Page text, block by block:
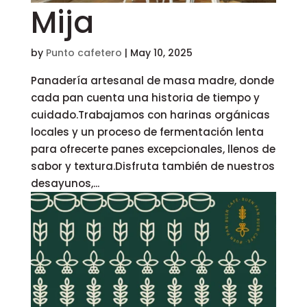
Mija
by Punto cafetero | May 10, 2025
Panadería artesanal de masa madre, donde
cada pan cuenta una historia de tiempo y
cuidado.Trabajamos con harinas orgánicas
locales y un proceso de fermentación lenta
para ofrecerte panes excepcionales, llenos de
sabor y textura.Disfruta también de nuestros
desayunos,...